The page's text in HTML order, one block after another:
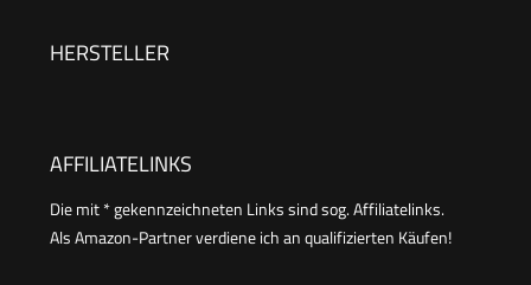
Führungsholm, 30 l-Grasfangbox)
HERSTELLER
AFFILIATELINKS
Die mit * gekennzeichneten Links sind sog. Affiliatelinks.
Als Amazon-Partner verdiene ich an qualifizierten Käufen!